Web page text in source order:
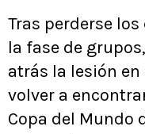
Tras perderse
la fase de
atrás la lesión
volver a
Copa del Mundo